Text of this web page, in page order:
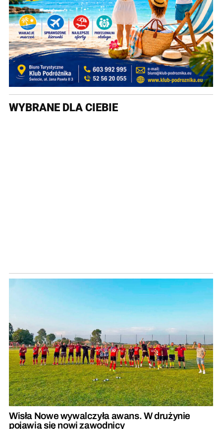
WYBRANE DLA CIEBIE
Wisła Nowe wywalczyła awans. W drużynie
pojawią się nowi zawodnicy